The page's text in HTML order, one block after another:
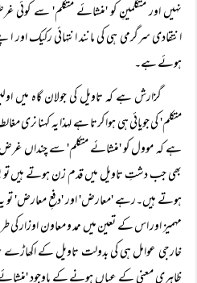
نہیں اور متکلمینِ کو 'منشائے متکلم' سے
انتقادی سرگرمی ہی کی مانند انتہائی رکیک اور
ہوئے ہے۔
گزارش ہے کہ تاویل کی جولان گاہ میں
متکلم' کی جویائی ہی ہوا کرتا ہے لہذا یہ کہنا
ہے کہ موول کو 'منشائے متکلم' سے چنداں غرض
بھی جب دشتِ تاویل میں قدم زن ہوتے ہیں تو
ہوتے ہیں۔رہے 'معارض' اور 'دفعِ معارض' تو
مہمیز اور اس کے تعین میں ممد و معاون
خارجی عوامل ہی کی بدولت تاویل کے اکھاڑے